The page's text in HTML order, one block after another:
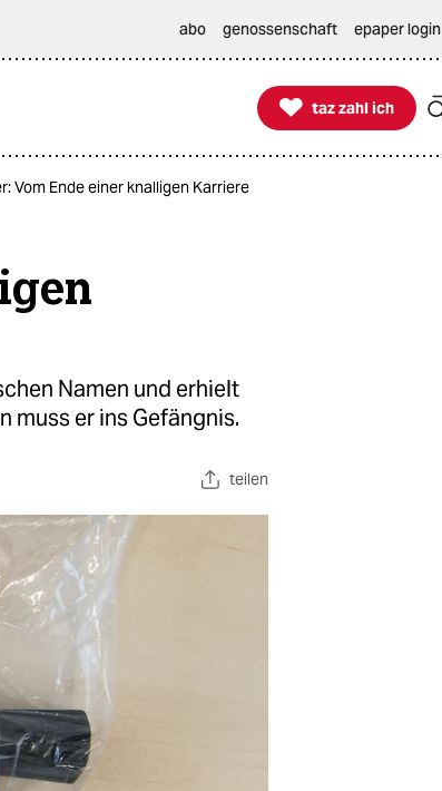
abo genossenschaft epaper login

taz zahl ich
taz zahl ich
Vom Ende einer knalligen Karriere
Namen und erhielt
muss er ins Gefängnis.
teilen